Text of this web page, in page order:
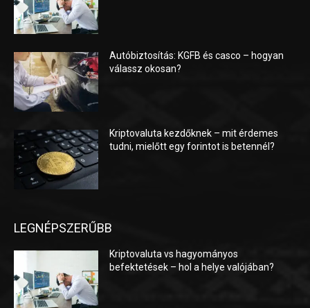
Autóbiztosítás: KGFB és casco – hogyan
válassz okosan?
Kriptovaluta kezdőknek – mit érdemes
tudni, mielőtt egy forintot is betennél?
LEGNÉPSZERŰBB
Kriptovaluta vs hagyományos
befektetések – hol a helye valójában?